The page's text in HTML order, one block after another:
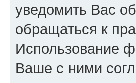
уведомить Вас
обращаться к
Использование
Ваше с ними